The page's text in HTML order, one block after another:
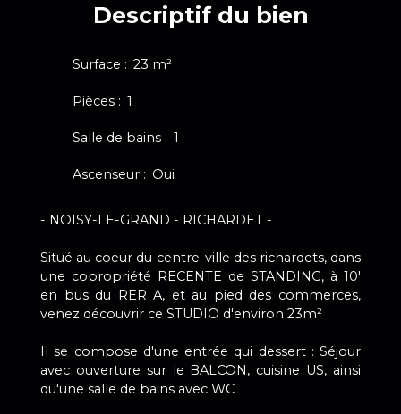
Descriptif du bien
Surface : 23 m²
Pièces : 1
Salle de bains : 1
Ascenseur : Oui
- NOISY-LE-GRAND - RICHARDET -
Situé au coeur du centre-ville des richardets, dans
une copropriété RECENTE de STANDING, à 10'
en bus du RER A, et au pied des commerces,
venez découvrir ce STUDIO d'environ 23m²
Il se compose d'une entrée qui dessert : Séjour
avec ouverture sur le BALCON, cuisine US, ainsi
qu'une salle de bains avec WC